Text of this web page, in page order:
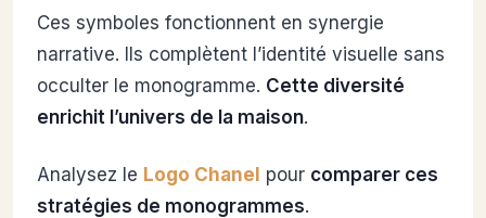
Ces symboles fonctionnent en synergie
narrative. Ils complètent l’identité visuelle sans
occulter le monogramme. Cette diversité
enrichit l’univers de la maison.
Analysez le Logo Chanel pour comparer ces
stratégies de monogrammes.